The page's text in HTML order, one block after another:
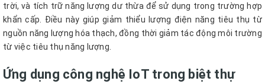
trời, và tích trữ năng lượng dư thừa để sử dụng trong trường hợp
khẩn cấp. Điều này giúp giảm thiểu lượng điện năng tiêu thụ từ
nguồn năng lượng hóa thạch, đồng thời giảm tác động môi trường
từ việc tiêu thụ năng lượng.
Ứng dụng công nghệ IoT trong biệt thự